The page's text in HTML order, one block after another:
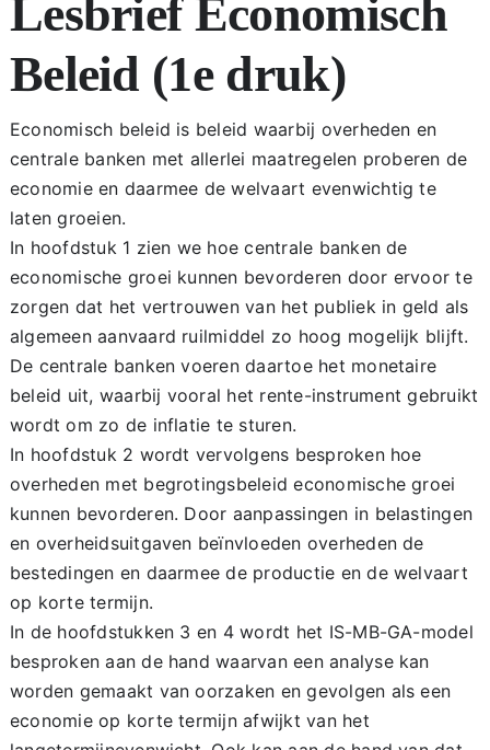
Hoofdstuk 1
Hoofdstuk 3
Hoofdstuk 4
Lesbrief Economisch
Beleid (1e druk)
Economisch beleid is beleid waarbij overheden en
centrale banken met allerlei maatregelen proberen de
economie en daarmee de welvaart evenwichtig te
laten groeien.
In hoofdstuk 1 zien we hoe centrale banken de
economische groei kunnen bevorderen door ervoor te
zorgen dat het vertrouwen van het publiek in geld als
algemeen aanvaard ruilmiddel zo hoog mogelijk blijft.
De centrale banken voeren daartoe het monetaire
beleid uit, waarbij vooral het rente-instrument gebruikt
wordt om zo de inflatie te sturen.
In hoofdstuk 2 wordt vervolgens besproken hoe
overheden met begrotingsbeleid economische groei
kunnen bevorderen. Door aanpassingen in belastingen
en overheidsuitgaven beïnvloeden overheden de
bestedingen en daarmee de productie en de welvaart
op korte termijn.
In de hoofdstukken 3 en 4 wordt het IS-MB-GA-model
besproken aan de hand waarvan een analyse kan
worden gemaakt van oorzaken en gevolgen als een
economie op korte termijn afwijkt van het